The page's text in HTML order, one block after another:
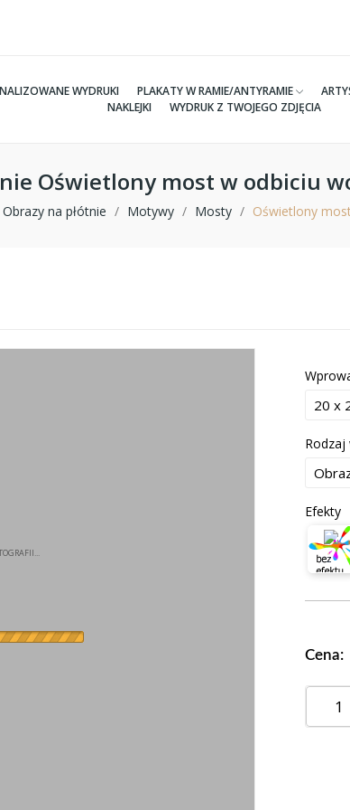
WYDRUKI PLAKATY W RAMIE/ANTYRAMIE
NAKLEJKI
WYDRUK Z TWOJEGO ZDJĘCIA
Oświetlony most w odbiciu
Obrazy na płótnie Motywy Mosty Oświetlony
Rodzaj
Efekty
Cena: